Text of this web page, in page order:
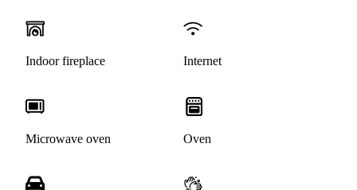
Indoor fireplace Internet
Microwave oven Oven